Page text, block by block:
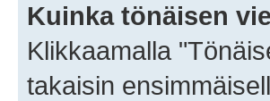
Kuinka tönäisen
Klikkaamalla
takaisin